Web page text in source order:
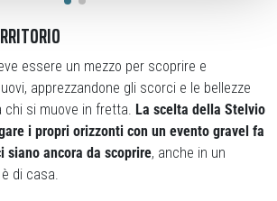
essere un mezzo per scoprire e
apprezzandone gli scorci e le bellezze
chi si muove in fretta. La scelta della Stelvio
i propri orizzonti con un evento gravel fa
siano ancora da scoprire, anche in un
di casa.